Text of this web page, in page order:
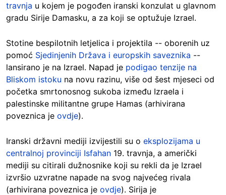
travnja u kojem je pogođen iranski konzulat u glavnom
gradu Sirije Damasku, a za koji se optužuje Izrael.
Stotine bespilotnih letjelica i projektila -- oborenih uz
pomoć Sjedinjenih Država i europskih saveznika --
lansirano je na Izrael. Napad je podigao tenzije na
Bliskom istoku na novu razinu, više od šest mjeseci od
početka smrtonosnog sukoba između Izraela i
palestinske militantne grupe Hamas (arhivirana
poveznica je ovdje).
Iranski državni mediji izvijestili su o eksplozijama u
centralnoj provinciji Isfahan 19. travnja, a američki
mediji su citirali dužnosnike koji su rekli da je Izrael
izvršio uzvratne napade na svog najvećeg rivala
(arhivirana poveznica je ovdje). Sirija je